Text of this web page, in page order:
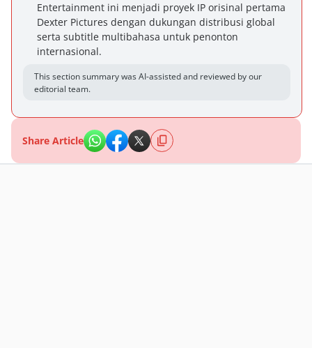
Entertainment ini menjadi proyek IP orisinal pertama
Dexter Pictures dengan dukungan distribusi global
serta subtitle multibahasa untuk penonton
internasional.
This section summary was AI-assisted and reviewed by our
editorial team.
Share Article